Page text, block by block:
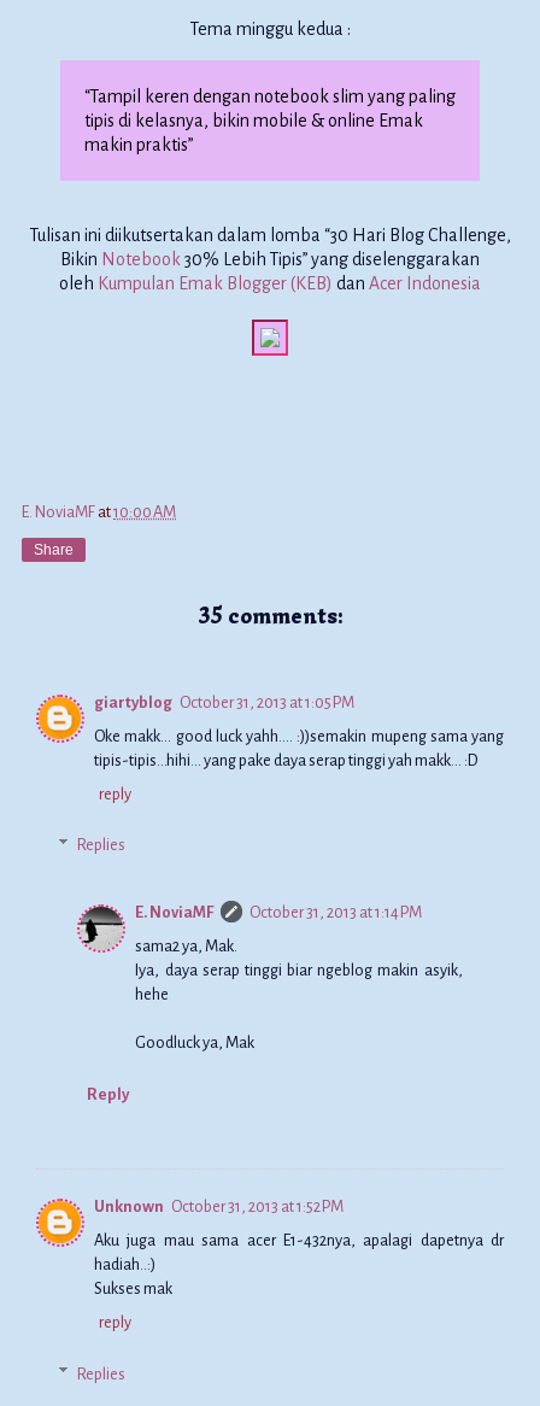
Tema minggu kedua :
“Tampil keren dengan notebook slim yang paling
tipis di kelasnya, bikin mobile & online Emak
makin praktis”
Tulisan ini diikutsertakan dalam lomba “30 Hari Blog Challenge,
Bikin Notebook30% Lebih Tipis” yang diselenggarakan
oleh Kumpulan Emak Blogger (KEB) dan Acer Indonesia
E. NoviaMF at10:00 AM
Share
35 comments:
giartyblog October 31, 2013 at 1:05 PM
Oke makk... good luck yahh.... :))semakin mupeng sama yang
tipis-tipis...hihi... yang pake daya serap tinggi yah makk... :D
reply
Replies
E. NoviaMF
October 31, 2013 at 1:14 PM
sama2 ya, Mak.
Iya, daya serap tinggi biar ngeblog makin asyik,
hehe
Goodluck ya, Mak
Reply
Unknown October 31, 2013 at 1:52 PM
Aku juga mau sama acer E1-432nya, apalagi dapetnya dr
hadiah..:)
Sukses mak
reply
Replies